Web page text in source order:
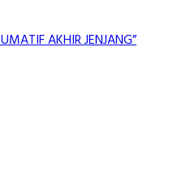
AKHIR JENJANG”